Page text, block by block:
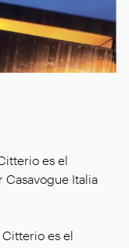
es el
Italia
es el